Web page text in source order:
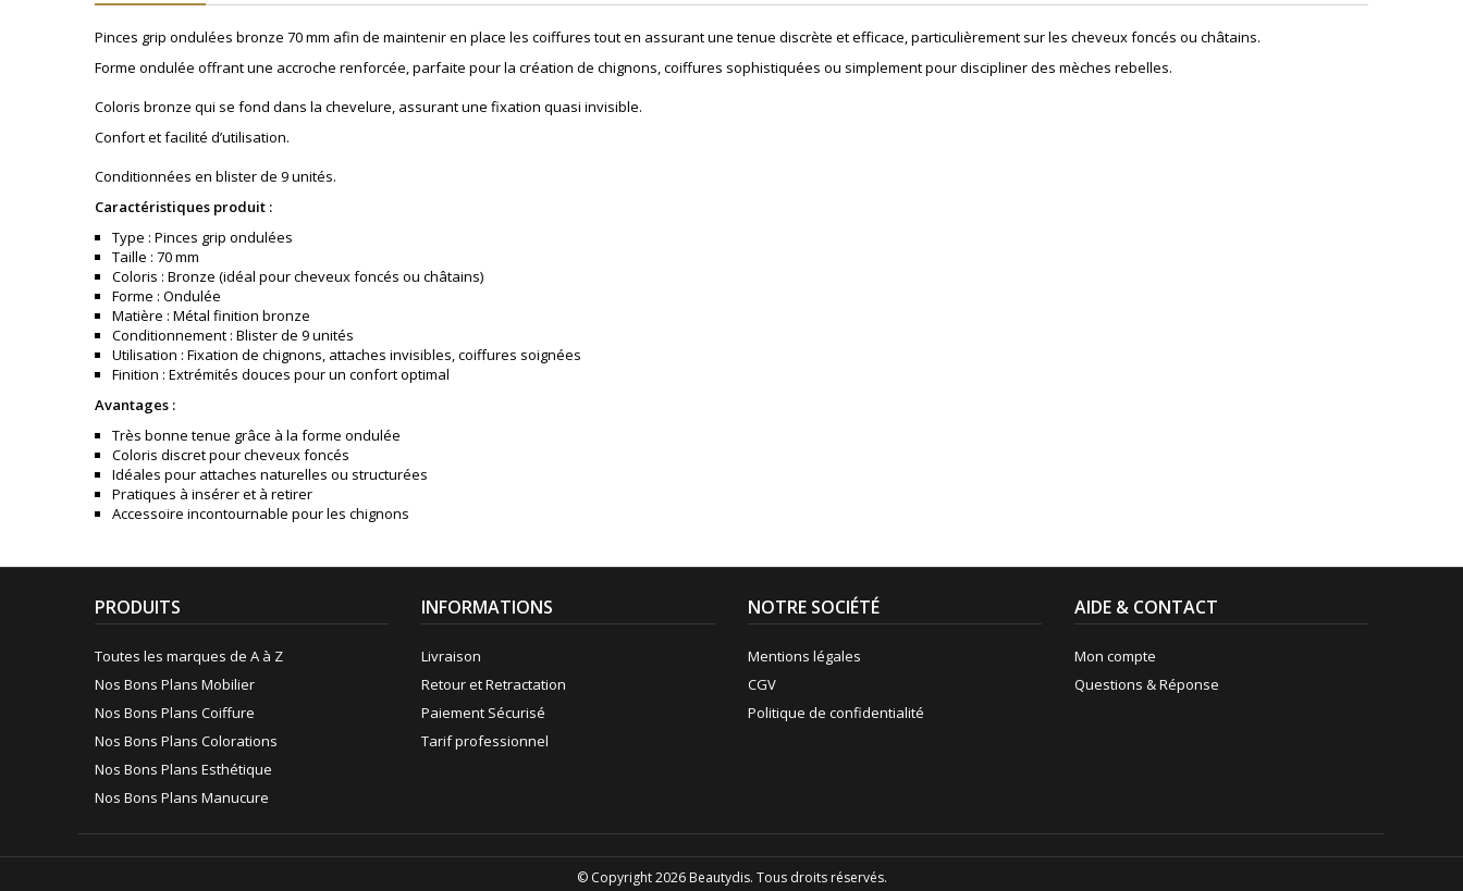
Pinces grip ondulées bronze 70 mm afin de maintenir en place les coiffures tout en assurant une tenue discrète et efficace, particulièrement sur les cheveux foncés ou châtains.
Forme ondulée offrant une accroche renforcée, parfaite pour la création de chignons, coiffures sophistiquées ou simplement pour discipliner des mèches rebelles.
Coloris bronze qui se fond dans la chevelure, assurant une fixation quasi invisible.
Confort et facilité d’utilisation.
Conditionnées en blister de 9 unités.
Caractéristiques produit :
Type : Pinces grip ondulées
Taille : 70 mm
Coloris : Bronze (idéal pour cheveux foncés ou châtains)
Forme : Ondulée
Matière : Métal finition bronze
Conditionnement : Blister de 9 unités
Utilisation : Fixation de chignons, attaches invisibles, coiffures soignées
Finition : Extrémités douces pour un confort optimal
Avantages :
Très bonne tenue grâce à la forme ondulée
Coloris discret pour cheveux foncés
Idéales pour attaches naturelles ou structurées
Pratiques à insérer et à retirer
Accessoire incontournable pour les chignons
PRODUITS
Toutes les marques de A à Z
Nos Bons Plans Mobilier
Nos Bons Plans Coiffure
Nos Bons Plans Colorations
Nos Bons Plans Esthétique
Nos Bons Plans Manucure
INFORMATIONS
Livraison
Retour et Retractation
Paiement Sécurisé
Tarif professionnel
NOTRE SOCIÉTÉ
Mentions légales
CGV
Politique de confidentialité
AIDE & CONTACT
Mon compte
Questions & Réponse
© Copyright 2026 Beautydis. Tous droits réservés.